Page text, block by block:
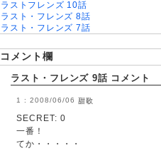
ラストフレンズ 10話
ラスト・フレンズ 8話
ラスト・フレンズ 7話
ラスト・フレンズ 5話
ラスト・フレンズ 4話
ラスト・フレンズ 3話
ラスト・フレンズ 2話
ラスト・フレンズ
ラスト・フレンズ 1話
コメント欄
ラスト・フレンズ 9話 コメント
2008/06/06 甜歌
SECRET: 0
一番！
てか・・・・・